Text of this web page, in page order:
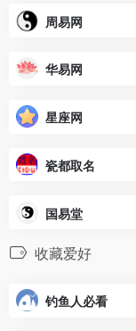
周易网
华易网
星座网
瓷都取名
国易堂
收藏爱好
钓鱼人必看